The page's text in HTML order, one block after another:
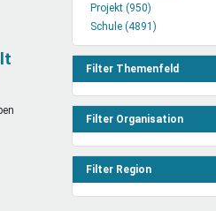
anwenden
Projekt (950)
Filter
anwenden
Schule (4891)
Filter
anwenden
Filter Themenfeld
Filter Organisation
Filter Region